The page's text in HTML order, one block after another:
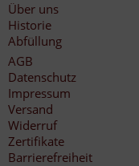
Über uns
Historie
Abfüllung
AGB
Datenschutz
Impressum
Versand
Widerruf
Zertifikate
Barrierefreiheit